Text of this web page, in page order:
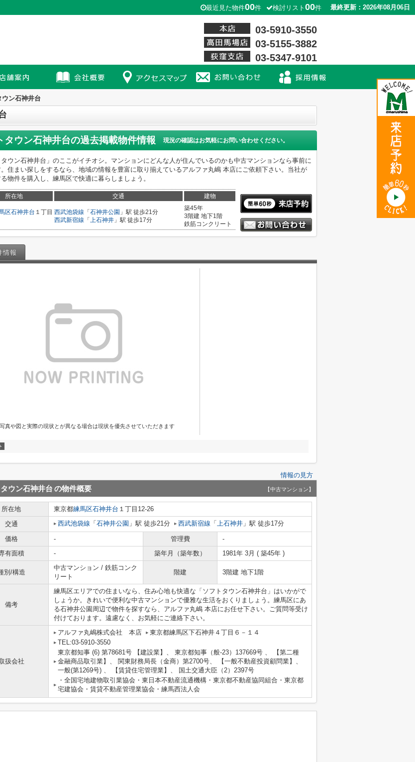
最近見た物件00件 検討リスト 00件 最終更新：2026年08月06日
03-5910-3550
03-5155-3882
03-5347-9101
ウン石神井台
タウン石神井台の過去掲載物件情報 現況の確認はお気軽にお問い合わせください。
タウン石神井台」のここがイチオシ。マンションにどんな人が住んでいるのかも中古マンションなら事前に
住まい探しをするなら、地域の情報を豊富に取り揃えているアルファ丸嶋 本店にご依頼下さい。当社が
物件を購入し、練馬区で快適に暮らしましょう。
所在地 交通 建物
区石神井台 １丁目 西武池袋線 「 石神井公園 」駅 徒歩21分
西武新宿線 「 上石神井 」駅 徒歩17分
築45年
3階建 地下1階
鉄筋コンクリート
情報
真や図と実際の現状とが異なる場合は現状を優先させていただきます
情報の見方
ウン石神井台 の物件概要 【中古マンション】
所在地 東京都練馬区石神井台 １丁目12-26
交通
西武池袋線 「 石神井公園 」駅 徒歩21分 西武新宿線 「 上石神井 」駅 徒歩17分
価格 - 管理費
-
有面積
- 築年月（築年数） 1981年 3月 ( 築45年 )
別/構造
中古マンション / 鉄筋コンク
リート
階建 3階建 地下1階
備考
練馬区エリアでの住まいなら、住み心地も快適な「ソフトタウン石神井台」はいかがで
しょうか。きれいで便利な中古マンションで優雅な生活をおくりましょう。練馬区にあ
る石神井公園周辺で物件を探すなら、アルファ丸嶋 本店にお任せ下さい。ご質問等受け
付けております。遠慮なく、お気軽にご連絡下さい。
扱会社
アルファ丸嶋株式会社 本店
東京都練馬区下石神井４丁目６－１４
TEL:03-5910-3550
東京都知事 (6) 第78681号 【建設業】、 東京都知事（般-23）137669号 、 【第二種
金融商品取引業】、 関東財務局長（金商）第2700号、 【一般不動産投資顧問業】、
一般(第1269号) 、 【賃貸住宅管理業】、 国土交通大臣（2）2397号
・全国宅地建物取引業協会・東日本不動産流通機構・東京都不動産協同組合・東京都
宅建協会・賃貸不動産管理業協会・練馬西法人会